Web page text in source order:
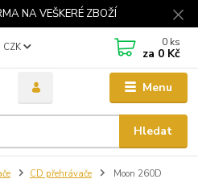
NA VEŠKERÉ ZBOŽÍ
Menu
CZK
Hledat
0 ks
za 0 Kč
CD přehrávače
Moon 260D